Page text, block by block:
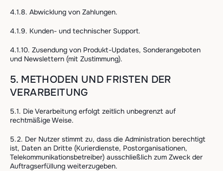
4.1.8. Abwicklung von Zahlungen.
4.1.9. Kunden- und technischer Support.
4.1.10. Zusendung von Produkt-Updates, Sonderangeboten
und Newslettern (mit Zustimmung).
5. METHODEN UND FRISTEN DER
VERARBEITUNG
5.1. Die Verarbeitung erfolgt zeitlich unbegrenzt auf
rechtmäßige Weise.
5.2. Der Nutzer stimmt zu, dass die Administration berechtigt
ist, Daten an Dritte (Kurierdienste, Postorganisationen,
Telekommunikationsbetreiber) ausschließlich zum Zweck der
Auftragserfüllung weiterzugeben.